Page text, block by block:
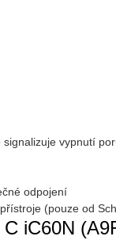
vypnutí
odpojení
(pouze od
iC60N